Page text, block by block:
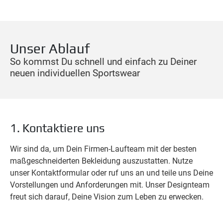
Unser Ablauf
So kommst Du schnell und einfach zu Deiner
neuen individuellen Sportswear
1. Kontaktiere uns
Wir sind da, um Dein Firmen-Laufteam mit der besten
maßgeschneiderten Bekleidung auszustatten. Nutze
unser Kontaktformular oder ruf uns an und teile uns Deine
Vorstellungen und Anforderungen mit. Unser Designteam
freut sich darauf, Deine Vision zum Leben zu erwecken.